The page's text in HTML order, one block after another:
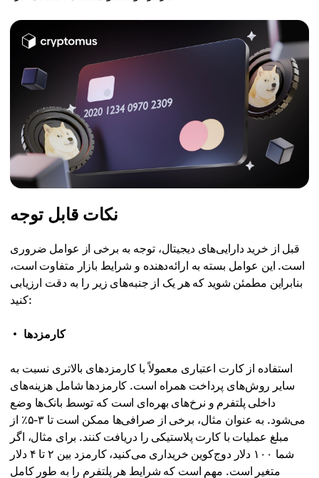
نکات قابل توجه
قبل از خرید دارایی‌های دیجیتال، توجه به برخی از عوامل ضروری
است. این عوامل بسته به ارائه‌دهنده و شرایط بازار متفاوت است،
بنابراین مطمئن شوید که هر یک از جنبه‌های زیر را به دقت ارزیابی
کنید:
کارمزدها
استفاده از کارت اعتباری معمولاً با کارمزدهای بالاتری نسبت به
سایر روش‌های پرداخت همراه است. کارمزدها شامل هزینه‌های
داخلی پلتفرم و نرخ‌های بهره‌ای است که توسط بانک‌ها وضع
می‌شود. به عنوان مثال، برخی از صرافی‌ها ممکن است تا ۳-۵٪ از
مبلغ عملیات با کارت پلاستیکی را دریافت کنند. برای مثال، اگر
شما ۱۰۰ دلار دوج‌کوین خریداری می‌کنید، کارمزد بین ۲ تا ۴ دلار
متغیر است. مهم است که شرایط هر پلتفرم را به طور کامل